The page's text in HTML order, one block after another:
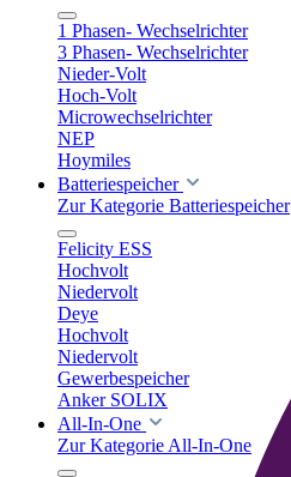
1 Phasen- Wechselrichter
3 Phasen- Wechselrichter
Nieder-Volt
Hoch-Volt
Microwechselrichter
NEP
Hoymiles
Batteriespeicher
Zur Kategorie Batteriespeicher
Felicity ESS
Hochvolt
Niedervolt
Deye
Hochvolt
Niedervolt
Gewerbespeicher
Anker SOLIX
All-In-One
Zur Kategorie All-In-One